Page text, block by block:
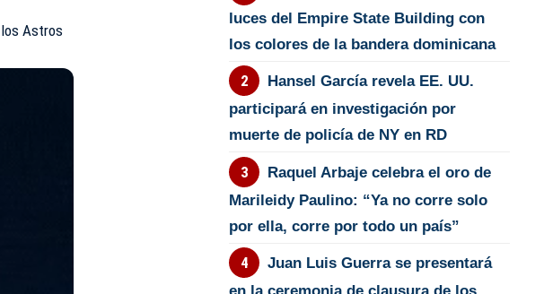
Astros
luces del Empire State Building con
los colores de la bandera dominicana
Hansel García revela EE. UU.
participará en investigación por
muerte de policía de NY en RD
Raquel Arbaje celebra el oro de
Marileidy Paulino: “Ya no corre solo
por ella, corre por todo un país”
Juan Luis Guerra se presentará